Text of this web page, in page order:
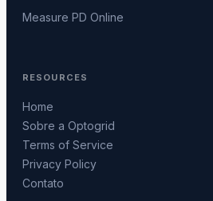
Measure PD Online
RESOURCES
Home
Sobre a Optogrid
Terms of Service
Privacy Policy
Contato